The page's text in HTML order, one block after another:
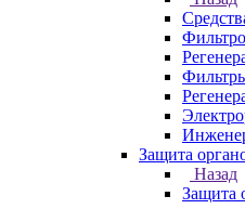
Защита
Назад
Защита